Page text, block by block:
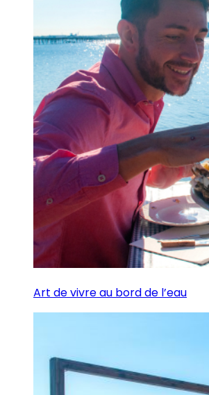
Art de vivre au bord de l’eau